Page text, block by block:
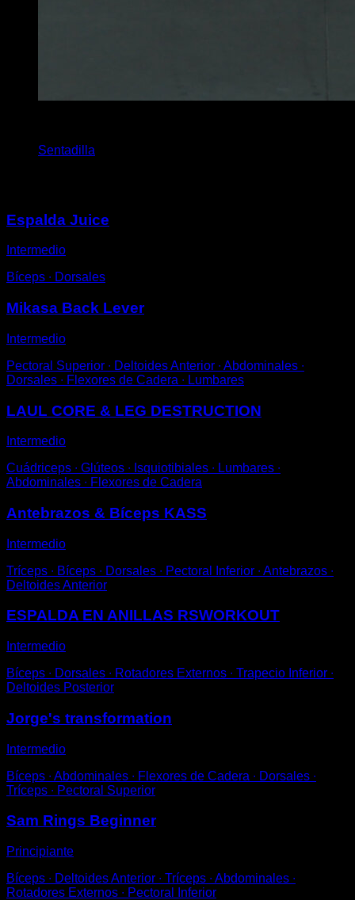
Sentadilla
Espalda Juice
Intermedio
Bíceps ∙ Dorsales
Mikasa Back Lever
Intermedio
Pectoral Superior ∙ Deltoides Anterior ∙ Abdominales ∙
Dorsales ∙ Flexores de Cadera ∙ Lumbares
LAUL CORE & LEG DESTRUCTION
Intermedio
Cuádriceps ∙ Glúteos ∙ Isquiotibiales ∙ Lumbares ∙
Abdominales ∙ Flexores de Cadera
Antebrazos & Bíceps KASS
Intermedio
Tríceps ∙ Bíceps ∙ Dorsales ∙ Pectoral Inferior ∙ Antebrazos ∙
Deltoides Anterior
ESPALDA EN ANILLAS RSWORKOUT
Intermedio
Bíceps ∙ Dorsales ∙ Rotadores Externos ∙ Trapecio Inferior ∙
Deltoides Posterior
Jorge's transformation
Intermedio
Bíceps ∙ Abdominales ∙ Flexores de Cadera ∙ Dorsales ∙
Tríceps ∙ Pectoral Superior
Sam Rings Beginner
Principiante
Bíceps ∙ Deltoides Anterior ∙ Tríceps ∙ Abdominales ∙
Rotadores Externos ∙ Pectoral Inferior